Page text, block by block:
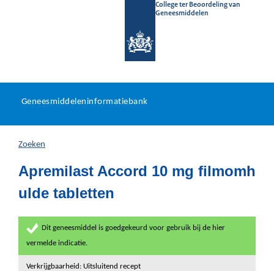
College ter Beoordeling van
Geneesmiddelen
U
hier:
Geneesmiddeleninformatiebank
Zoeken
Apremilast Accord 10 mg filmomh
ulde tabletten
Dit geneesmiddel is goedgekeurd voor gebruik bij de hier
vermelde indicatie.
Verkrijgbaarheid: Uitsluitend recept